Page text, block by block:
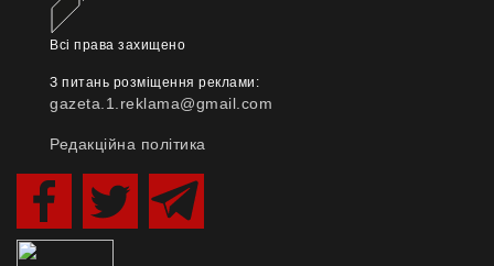
Всі права захищено
З питань розміщення реклами:
gazeta.1.reklama@gmail.com
Редакційна політика